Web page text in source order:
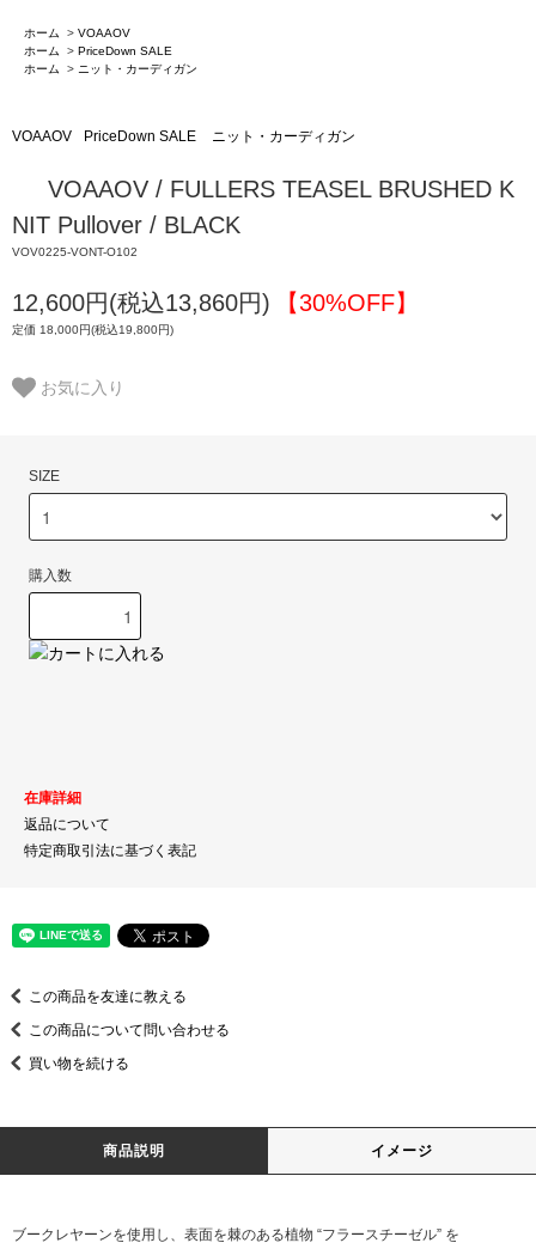
ホーム > VOAAOV
ホーム
> PriceDown SALE
ホーム
> ニット・カーディガン
VOAAOV PriceDown SALE ニット・カーディガン
VOAAOV / FULLERS TEASEL BRUSHED K
NIT Pullover / BLACK
VOV0225-VONT-O102
12,600円(税込13,860円) 【30%OFF】
定価 18,000円(税込19,800円)
お気に入り
SIZE
購入数
在庫詳細
返品について
特定商取引法に基づく表記
この商品を友達に教える
この商品について問い合わせる
買い物を続ける
商品説明 イメージ
ブークレヤーンを使用し、表面を棘のある植物 “フラースチーゼル” を